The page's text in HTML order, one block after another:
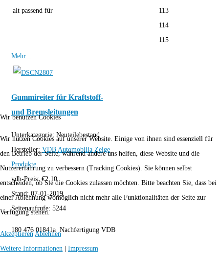
alt passend für
113
114
115
Mehr...
Gummireiter für Kraftstoff-
und Bremsleitungen
Unterkategorie: Neuteilebestand
Hersteller: VDB Automobilia Zeige
Produkte
vdh-Preis: €2,10
Stand:07-01-2019
Seitenaufrufe: 5244
180 476 01841a Nachfertigung VDB
Wir benutzen Cookies
Wir nutzen Cookies auf unserer Website. Einige von ihnen sind essenziell für
den Betrieb der Seite, während andere uns helfen, diese Website und die
Nutzererfahrung zu verbessern (Tracking Cookies). Sie können selbst
entscheiden, ob Sie die Cookies zulassen möchten. Bitte beachten Sie, dass bei
einer Ablehnung womöglich nicht mehr alle Funktionalitäten der Seite zur
Verfügung stehen.
Akzeptieren Ablehnen
Weitere Informationen
Impressum